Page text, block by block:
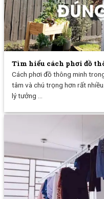
Tìm hiểu cách phơi đồ
Cách phơi đồ thông minh
tâm và chú trọng hơn rất
lý tưởng ...